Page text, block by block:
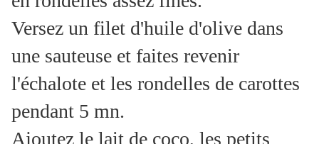
Versez un filet d'huile d'olive dans
une sauteuse et faites revenir
l'échalote et les rondelles de carottes
pendant 5 mn.
Ajoutez le lait de coco, les petits